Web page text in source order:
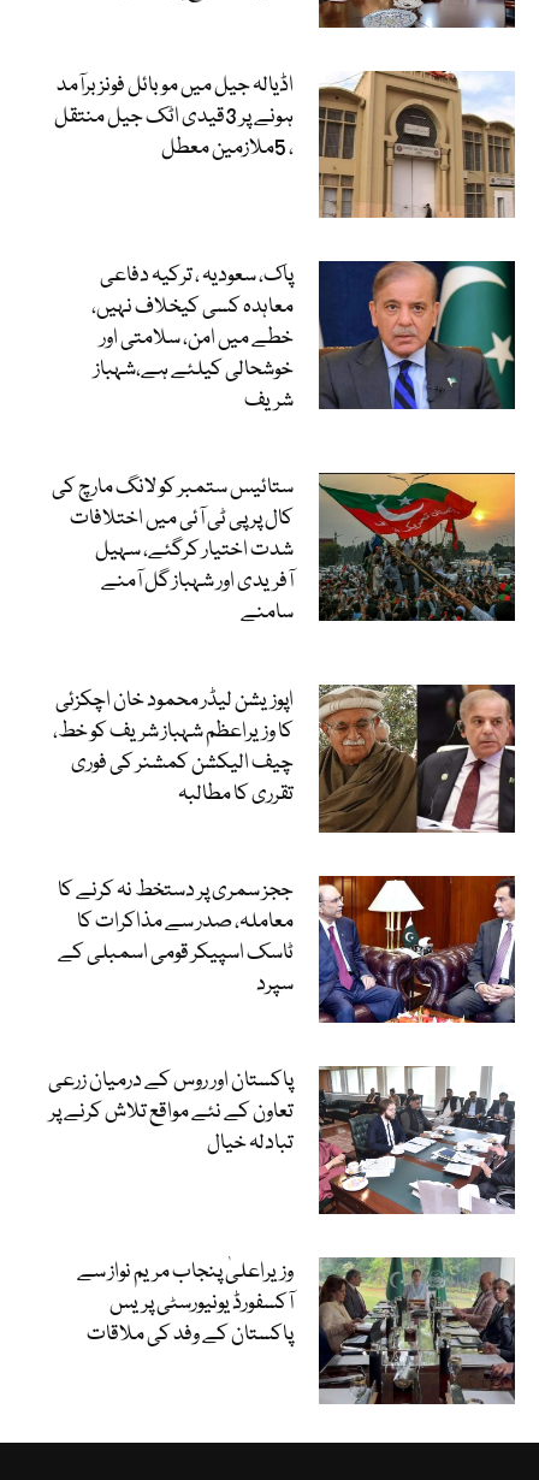
اڈیالہ جیل میں موبائل فونز برآمد
ہونے پر 3قیدی اٹک جیل منتقل
، 5ملازمین معطل
پاک، سعودیہ ، ترکیہ دفاعی
معاہدہ کسی کیخلاف نہیں،
خطے میں امن، سلامتی اور
خوشحالی کیلئے ہے،شہباز
شریف
ستائیس ستمبر کو لانگ مارچ کی
کال پر پی ٹی آئی میں اختلافات
شدت اختیار کرگئے، سہیل
آفریدی اور شہباز گل آمنے
سامنے
اپوزیشن لیڈر محمود خان اچکزئی
کا وزیراعظم شہباز شریف کو خط،
چیف الیکشن کمشنر کی فوری
تقرری کا مطالبہ
ججز سمری پر دستخط نہ کرنے کا
معاملہ، صدر سے مذاکرات کا
ٹاسک اسپیکر قومی اسمبلی کے
سپرد
پاکستان اور روس کے درمیان زرعی
تعاون کے نئے مواقع تلاش کرنے پر
تبادلہ خیال
وزیراعلیٰ پنجاب مریم نواز سے
آکسفورڈ یونیورسٹی پریس
پاکستان کے وفد کی ملاقات